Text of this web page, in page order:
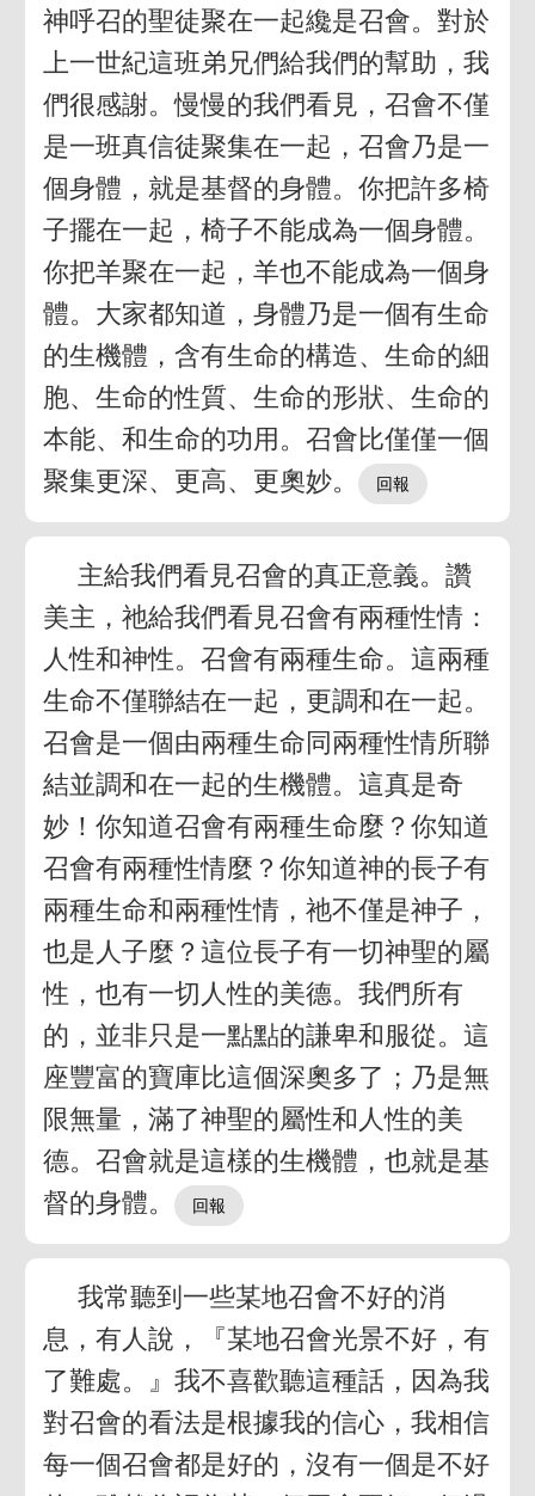
神呼召的聖徒聚在一起纔是召會。對於
上一世紀這班弟兄們給我們的幫助，我
們很感謝。慢慢的我們看見，召會不僅
是一班真信徒聚集在一起，召會乃是一
個身體，就是基督的身體。你把許多椅
子擺在一起，椅子不能成為一個身體。
你把羊聚在一起，羊也不能成為一個身
體。大家都知道，身體乃是一個有生命
的生機體，含有生命的構造、生命的細
胞、生命的性質、生命的形狀、生命的
本能、和生命的功用。召會比僅僅一個
聚集更深、更高、更奧妙。
主給我們看見召會的真正意義。讚
美主，祂給我們看見召會有兩種性情：
人性和神性。召會有兩種生命。這兩種
生命不僅聯結在一起，更調和在一起。
召會是一個由兩種生命同兩種性情所聯
結並調和在一起的生機體。這真是奇
妙！你知道召會有兩種生命麼？你知道
召會有兩種性情麼？你知道神的長子有
兩種生命和兩種性情，祂不僅是神子，
也是人子麼？這位長子有一切神聖的屬
性，也有一切人性的美德。我們所有
的，並非只是一點點的謙卑和服從。這
座豐富的寶庫比這個深奧多了；乃是無
限無量，滿了神聖的屬性和人性的美
德。召會就是這樣的生機體，也就是基
督的身體。
我常聽到一些某地召會不好的消
息，有人說，『某地召會光景不好，有
了難處。』我不喜歡聽這種話，因為我
對召會的看法是根據我的信心，我相信
每一個召會都是好的，沒有一個是不好